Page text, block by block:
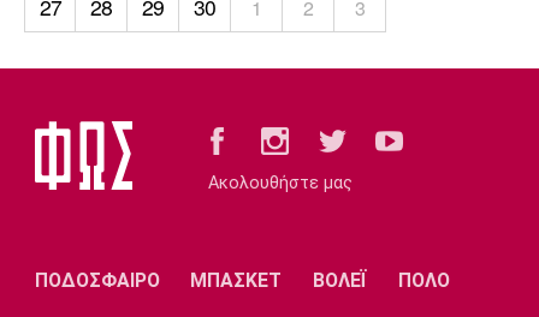
Γιουνάιτεντ
27
28 29 30 1 2 3
Ακολουθήστε μας
ΠΟΔΟΣΦΑΙΡΟ ΜΠΑΣΚΕΤ ΒΟΛΕΪ ΠΟΛΟ